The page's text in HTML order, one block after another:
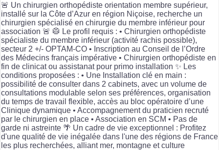
🚨 Un chirurgien orthopédiste orientation membre supérieur,
installé sur la Côte d’Azur en région Niçoise, recherche un
chirurgien spécialisé en chirurgie du membre inférieur pour
association 🚨 🥼 Le profil requis : • Chirurgien orthopédiste
spécialiste du membre inférieur (activité rachis possible),
secteur 2 +/- OPTAM-CO • Inscription au Conseil de l’Ordre
des Médecins français impérative • Chirurgien orthopédiste en
fin de clinicat ou assistanat pour primo installation ✨ Les
conditions proposées : • Une Installation clé en main :
possibilité de consulter dans 2 cabinets, avec un volume de
consultations modulable selon ses préférences, organisation
du temps de travail flexible, accès au bloc opératoire d’une
Clinique dynamique • Accompagnement du praticien recruté
par le chirurgien en place • Association en SCM • Pas de
garde ni astreinte 🌴 Un cadre de vie exceptionnel : Profitez
d'une qualité de vie inégalée dans l'une des régions de France
les plus recherchées, alliant mer, montagne et culture